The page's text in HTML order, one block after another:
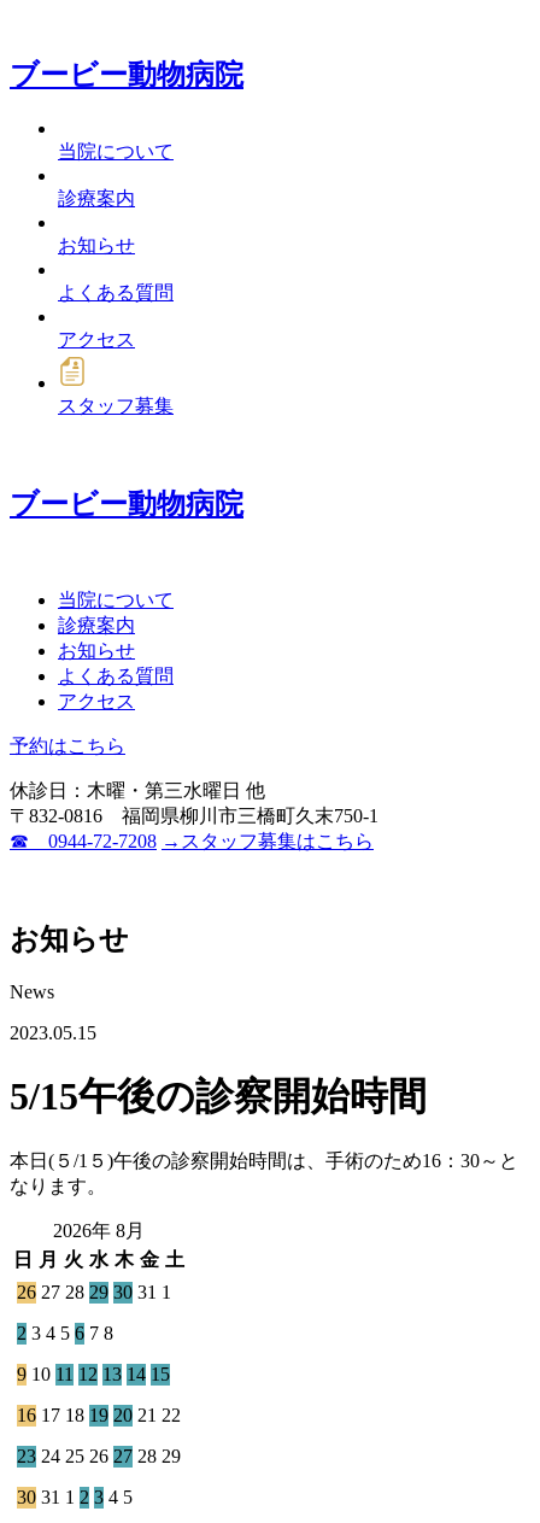
ブービー動物病院
当院について
診療案内
お知らせ
よくある質問
アクセス
スタッフ募集
ブービー動物病院
当院について
診療案内
お知らせ
よくある質問
アクセス
予約はこちら
休診日：木曜・第三水曜日 他
〒832-0816 福岡県柳川市三橋町久末750-1
☎ 0944-72-7208 →スタッフ募集はこちら
お知らせ
News
2023.05.15
5/15午後の診察開始時間
本日(５/1５)午後の診察開始時間は、手術のため16：30～と
なります。
2026年 8月
日
月 火 水 木 金 土
26 27 28 29 30 31 1
2 3 4 5 6 7 8
9 10 11 12 13 14 15
16 17 18 19 20 21 22
23 24 25 26 27 28 29
30 31 1 2 3 4 5